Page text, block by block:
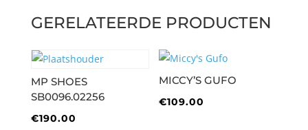
GERELATEERDE PRODUCTEN
MP SHOES
SB0096.02256
€190.00
MICCY’S GUFO
€109.00